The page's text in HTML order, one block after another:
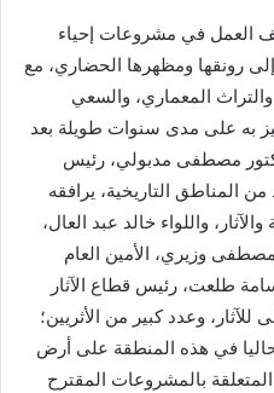
العمل في مشروعات إحياء
إلى رونقها ومظهرها الحضاري، مع
المعماري، والسعي
به على مدى سنوات طويلة بعد
مصطفى مدبولي، رئيس
المناطق التاريخية، يرافقه
واللواء خالد عبد العال،
وزيري، الأمين العام
طلعت، رئيس قطاع الآثار
للآثار، وعدد كبير من الأثريين؛
في هذه المنطقة على أرض
بالمشروعات المقترح